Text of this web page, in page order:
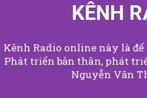
KÊNH
Kênh Radio online này là
Phát triển bản thân, phát
Nguyễn Văn